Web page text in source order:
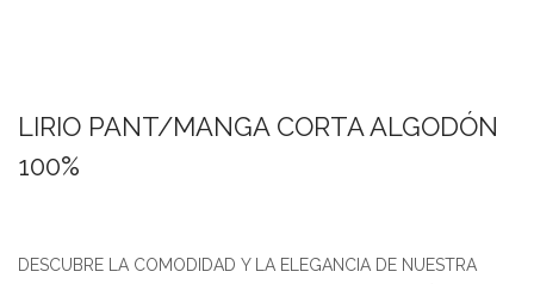
LIRIO PANT/MANGA CORTA ALGODÓN
100%
DESCUBRE LA COMODIDAD Y LA ELEGANCIA DE NUESTRA